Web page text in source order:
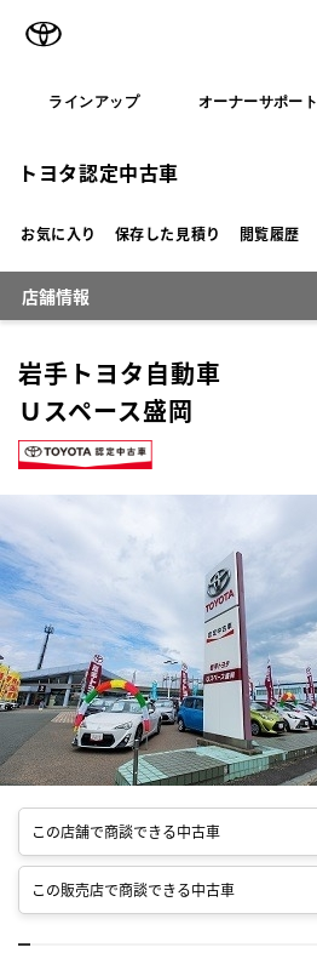
ラインアップ オーナーサポート
トヨタ認定中古車
お気に入り 保存した見積り 閲覧履歴
店舗情報
岩手トヨタ自動車
Ｕスペース盛岡
この店舗で商談できる中古車
この販売店で商談できる中古車